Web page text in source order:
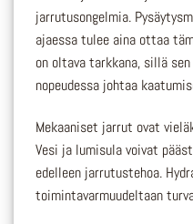
jarrutusongelmia.
ajaessa tulee aina ottaa
on oltava tarkkana, sillä
nopeudessa johtaa
Mekaaniset jarrut ovat
Vesi ja lumisula voivat
edelleen jarrutustehoa.
toimintavarmuudeltaan